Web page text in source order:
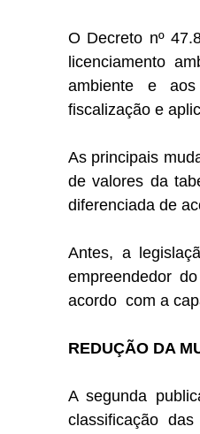
O Decreto nº
licenciamento
ambiente e aos
fiscalização e
As principais
de valores da
diferenciada de
Antes, a
empreendedor
acordo  com a
REDUÇÃO DA
A segunda
classificação